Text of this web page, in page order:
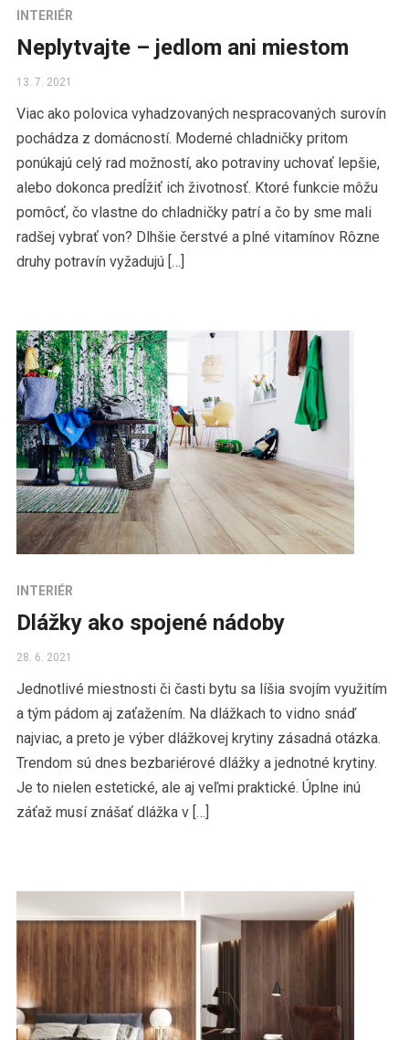
INTERIÉR
Neplytvajte – jedlom ani miestom
13. 7. 2021
Viac ako polovica vyhadzovaných nespracovaných surovín
pochádza z domácností. Moderné chladničky pritom
ponúkajú celý rad možností, ako potraviny uchovať lepšie,
alebo dokonca predĺžiť ich životnosť. Ktoré funkcie môžu
pomôcť, čo vlastne do chladničky patrí a čo by sme mali
radšej vybrať von? Dlhšie čerstvé a plné vitamínov Rôzne
druhy potravín vyžadujú […]
INTERIÉR
Dlážky ako spojené nádoby
28. 6. 2021
Jednotlivé miestnosti či časti bytu sa líšia svojím využitím
a tým pádom aj zaťažením. Na dlážkach to vidno snáď
najviac, a preto je výber dlážkovej krytiny zásadná otázka.
Trendom sú dnes bezbariérové dlážky a jednotné krytiny.
Je to nielen estetické, ale aj veľmi praktické. Úplne inú
záťaž musí znášať dlážka v […]